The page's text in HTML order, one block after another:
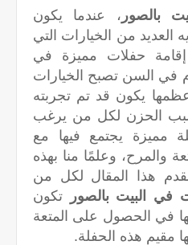
بالصور ، عندما يكون
من الخيارات التي
حفلات مميزة في
في السن تصبح الخيارات
يكون قد تم تجربته
الحزن لكل من يرغب
يجتمع فيها مع
والمرح، وعلمًا منا بهذه
هذا المقال لكل من
في البيت بالصور
تكون
في الحصول على المتعة
مقيم هذه الحفلة.